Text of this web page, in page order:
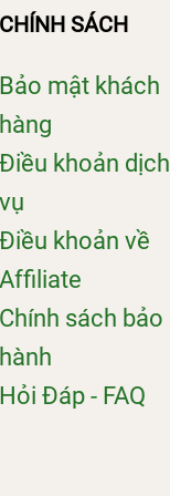
CHÍNH SÁCH
Bảo mật khách
hàng
Điều khoản dịch
vụ
Điều khoản về
Affiliate
Chính sách bảo
hành
Hỏi Đáp - FAQ